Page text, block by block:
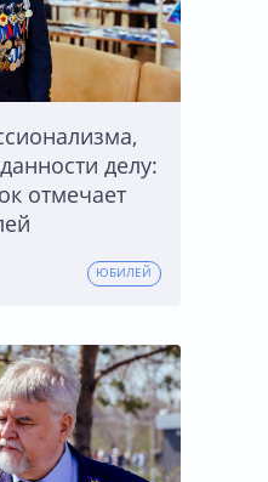
делу:
отмечает
ЮБИЛЕЙ